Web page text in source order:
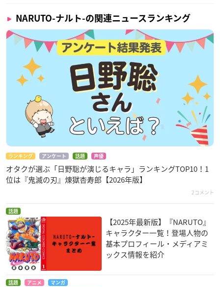
NARUTO × サンリオキャラクターズ マフラータオ
ル 全4種
価格：1,980円(税込)
発売日：2022年07月
プレバンで購入
NARUTO× サンリオキャラクターズ ミニポーチ 全
3種
NARUTO-ナルト-の関連ニュースランキング
ランキング アンケート 話題 声優
オタクが選ぶ「日野聡が演じるキャラ」ランキングTOP10！1
位は『鬼滅の刃』煉󠄁獄杏寿郎【2026年版】
2コメント
話題
【2025年最新版】『NARUTO』
キャラクター一覧！登場人物の
基本プロフィール・メディアミ
ックス情報を紹介
話題 アニメ マンガ